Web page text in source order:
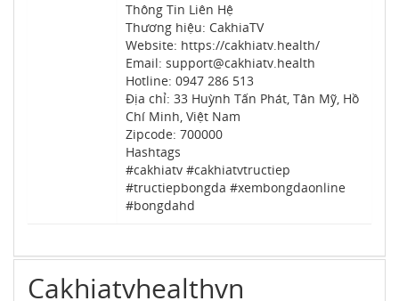
Thông Tin Liên Hệ
Thương hiệu: CakhiaTV
Website: https://cakhiatv.health/
Email: support@cakhiatv.health
Hotline: 0947 286 513
Địa chỉ: 33 Huỳnh Tấn Phát, Tân Mỹ, Hồ
Chí Minh, Việt Nam
Zipcode: 700000
Hashtags
#cakhiatv #cakhiatvtructiep
#tructiepbongda #xembongdaonline
#bongdahd
Cakhiatvhealthvn